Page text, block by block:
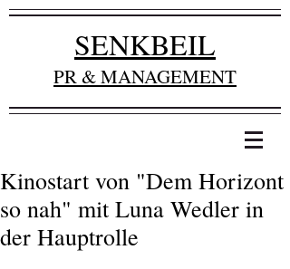
SENKBEIL
PR & MANAGEMENT
Kinostart von "Dem Horizont
so nah" mit Luna Wedler in
der Hauptrolle